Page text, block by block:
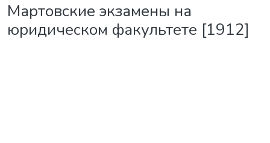
Мартовские экзамены на
юридическом факультете [1912]